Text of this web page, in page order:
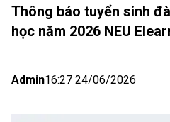
Thông báo tuyển sinh
học năm 2026 NEU
Admin16:27 24/06/2026